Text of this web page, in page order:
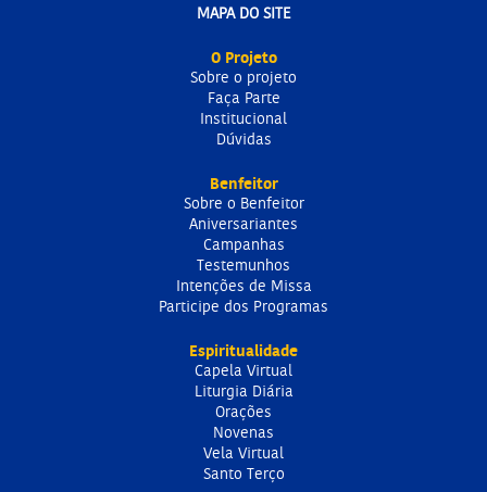
MAPA DO SITE
O Projeto
Sobre o projeto
Faça Parte
Institucional
Dúvidas
Benfeitor
Sobre o Benfeitor
Aniversariantes
Campanhas
Testemunhos
Intenções de Missa
Participe dos Programas
Espiritualidade
Capela Virtual
Liturgia Diária
Orações
Novenas
Vela Virtual
Santo Terço